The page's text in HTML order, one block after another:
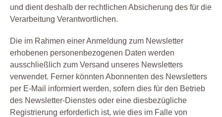
und dient deshalb der rechtlichen Absicherung des für die
Verarbeitung Verantwortlichen.
Die im Rahmen einer Anmeldung zum Newsletter
erhobenen personenbezogenen Daten werden
ausschließlich zum Versand unseres Newsletters
verwendet. Ferner könnten Abonnenten des Newsletters
per E-Mail informiert werden, sofern dies für den Betrieb
des Newsletter-Dienstes oder eine diesbezügliche
Registrierung erforderlich ist, wie dies im Falle von